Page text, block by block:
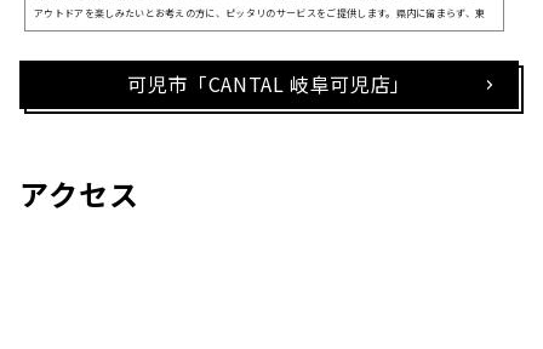
アウトドアを楽しみたいとお考えの方に、ピッタリのサービスをご提供します。県内に留まらず、東
海地方・沖縄を拠点に、グランピング、クルージングやマリンジェットなどの海遊び、アウトドアレ
可児市「CANTAL 岐阜可児店」
アクセス